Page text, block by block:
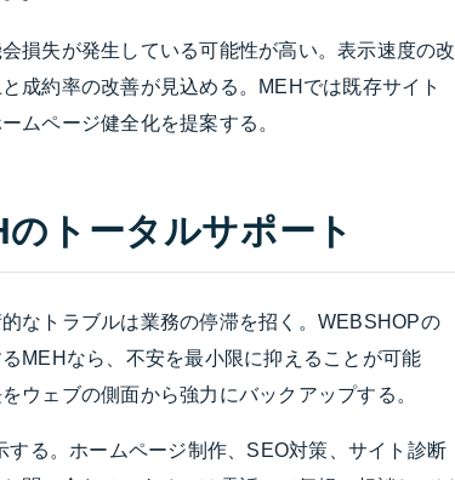
損失が発生している可能性が高い。表示速度の改
成約率の改善が見込める。MEHでは既存サイト
ムページ健全化を提案する。
トータルサポート
なトラブルは業務の停滞を招く。WEBSHOPの
MEHなら、不安を最小限に抑えることが可能
ウェブの側面から強力にバックアップする。
る。ホームページ制作、SEO対策、サイト診断